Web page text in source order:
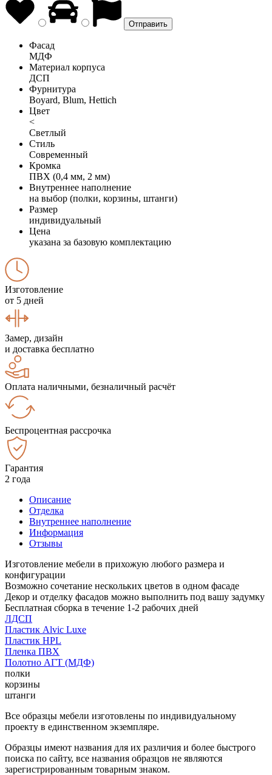
Фасад
МДФ
Материал корпуса
ДСП
Фурнитура
Boyard, Blum, Hettich
Цвет
<
Светлый
Стиль
Современный
Кромка
ПВХ (0,4 мм, 2 мм)
Внутреннее наполнение
на выбор (полки, корзины, штанги)
Размер
индивидуальный
Цена
указана за базовую комплектацию
Изготовление
от 5 дней
Замер, дизайн
и доставка бесплатно
Оплата наличными, безналичный расчёт
Беспроцентная рассрочка
Гарантия
2 года
Описание
Отделка
Внутреннее наполнение
Информация
Отзывы
Изготовление мебели в прихожую любого размера и
конфигурации
Возможно сочетание нескольких цветов в одном фасаде
Декор и отделку фасадов можно выполнить под вашу задумку
Бесплатная сборка в течение 1-2 рабочих дней
ЛДСП
Пластик Alvic Luxe
Пластик HPL
Пленка ПВХ
Полотно АГТ (МДФ)
полки
корзины
штанги
Все образцы мебели изготовлены по индивидуальному
проекту в единственном экземпляре.
Образцы имеют названия для их различия и более быстрого
поиска по сайту, все названия образцов не являются
зарегистрированным товарным знаком.